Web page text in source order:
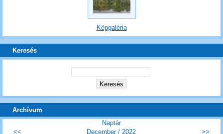
Képgaléria
Keresés
Archívum
Naptár
<<
December / 2022 >>